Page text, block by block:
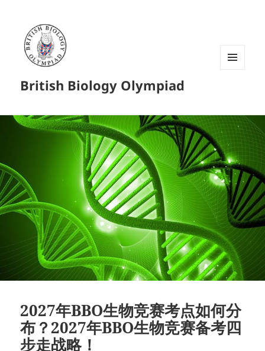
British Biology Olympiad
2027年BBO生物竞赛考点如何分
布？2027年BBO生物竞赛备考四
步走战略！